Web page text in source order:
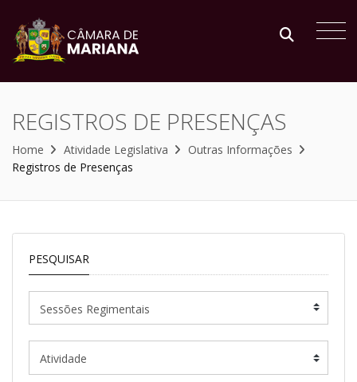
REGISTROS DE PRESENÇAS
Home Atividade Legislativa
Outras Informações
Registros de Presenças
PESQUISAR